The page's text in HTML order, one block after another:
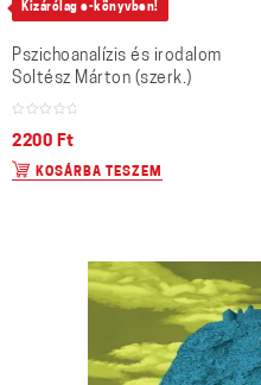
Kizárólag e-könyvben!
Pszichoanalízis és irodalom
Soltész Márton (szerk.)
2200 Ft
KOSÁRBA TESZEM